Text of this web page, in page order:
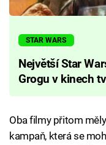
STAR WARS
Největší Star
Grogu v kinech
Oba filmy přitom
kampaň, která se